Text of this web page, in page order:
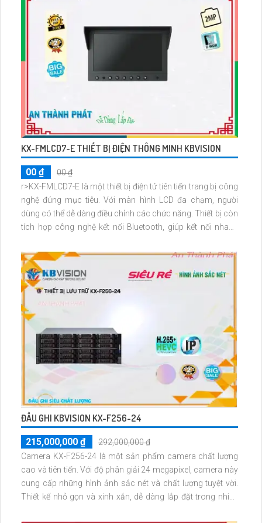
KX-FMLCD7-E THIẾT BỊ ĐIỆN THÔNG MINH KBVISION
00 ₫
00 ₫
r>KX-FMLCD7-E là một thiết bị điện tử tiên tiến trang bị công
nghệ đúng mục tiêu. Với màn hình LCD đa chạm, người
dùng có thể dễ dàng điều chỉnh các chức năng. Thiết bị còn
tích hợp công nghệ kết nối Bluetooth, giúp kết nối nhanh
dụng điện thoại thông minh cũng là một tính năng tiện lợi
của KX-FMLCD7-E
ĐẦU GHI KBVISION KX-F256-24
215,000,000 ₫
292,000,000 ₫
Camera KX-F256-24 là một sản phẩm camera chất lượng
cao và tiên tiến. Với độ phân giải 24 megapixel, camera này
cung cấp những hình ảnh sắc nét và chất lượng tuyệt vời.
Thiết kế nhỏ gọn và xinh xắn, dễ dàng lắp đặt trong nhiều